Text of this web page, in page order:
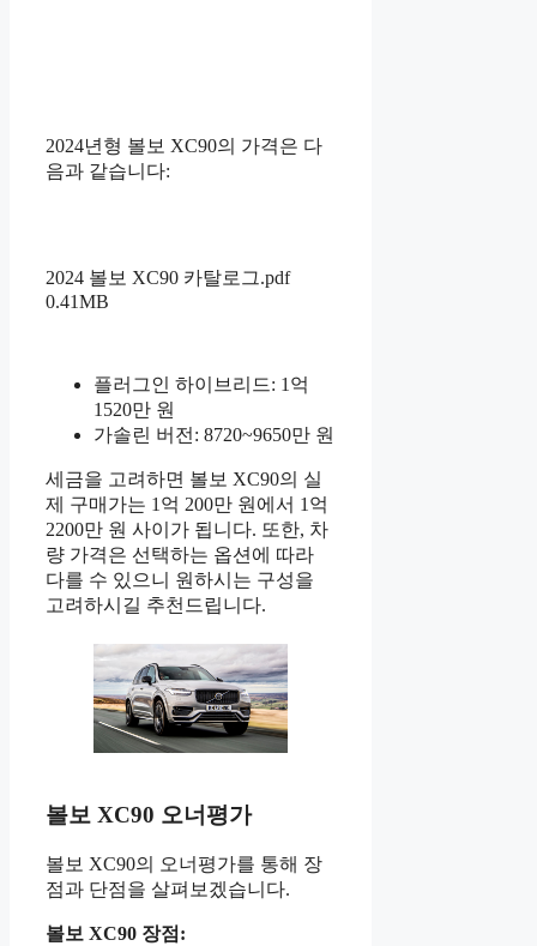
2024년형 볼보 XC90의 가격은 다
음과 같습니다:
2024 볼보 XC90 카탈로그.pdf
0.41MB
플러그인 하이브리드: 1억
1520만 원
가솔린 버전: 8720~9650만 원
세금을 고려하면 볼보 XC90의 실
제 구매가는 1억 200만 원에서 1억
2200만 원 사이가 됩니다. 또한, 차
량 가격은 선택하는 옵션에 따라
다를 수 있으니 원하시는 구성을
고려하시길 추천드립니다.
볼보 XC90 오너평가
볼보 XC90의 오너평가를 통해 장
점과 단점을 살펴보겠습니다.
볼보 XC90 장점: